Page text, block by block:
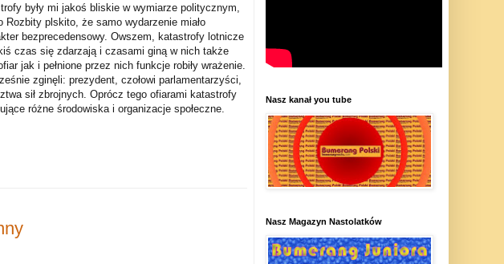
były mi jakoś bliskie w wymiarze politycznym,
Rozbity plskito, że samo wydarzenie miało
bezprecedensowy. Owszem, katastrofy lotnicze
czas się zdarzają i czasami giną w nich także
jak i pełnione przez nich funkcje robiły wrażenie.
zginęli: prezydent, czołowi parlamentarzyści,
sił zbrojnych. Oprócz tego ofiarami katastrofy
różne środowiska i organizacje społeczne.
Nasz kanał you tube
Nasz Magazyn Nastolatków